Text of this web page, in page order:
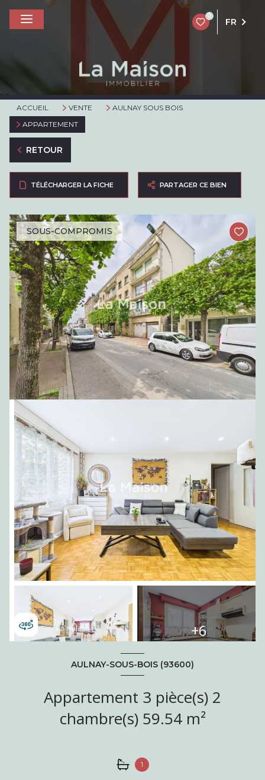
0
FR
ACCUEIL VENTE
AULNAY SOUS BOIS
APPARTEMENT
RETOUR
TÉLÉCHARGER LA FICHE PARTAGER CE BIEN
SOUS-COMPROMIS
+6
AULNAY-SOUS-BOIS (93600)
Appartement 3 pièce(s) 2
chambre(s) 59.54 m²
1